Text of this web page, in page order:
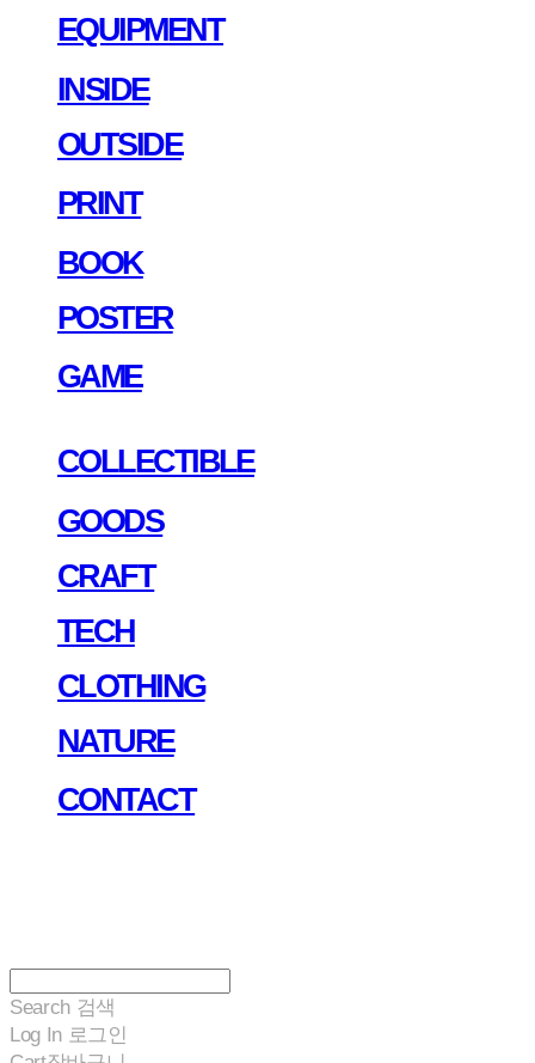
EQUIPMENT
INSIDE
OUTSIDE
PRINT
BOOK
POSTER
GAME
COLLECTIBLE
GOODS
CRAFT
TECH
CLOTHING
NATURE
CONTACT
Search 검색
Log In 로그인